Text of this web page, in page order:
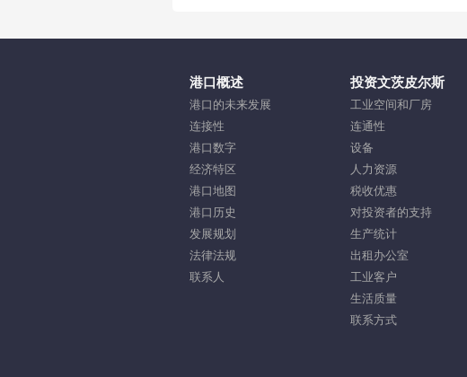
港口概述
港口的未来发展
连接性
港口数字
经济特区
港口地图
港口历史
发展规划
法律法规
联系人
投资文茨皮尔斯
工业空间和厂房
连通性
设备
人力资源
税收优惠
对投资者的支持
生产统计
出租办公室
工业客户
生活质量
联系方式